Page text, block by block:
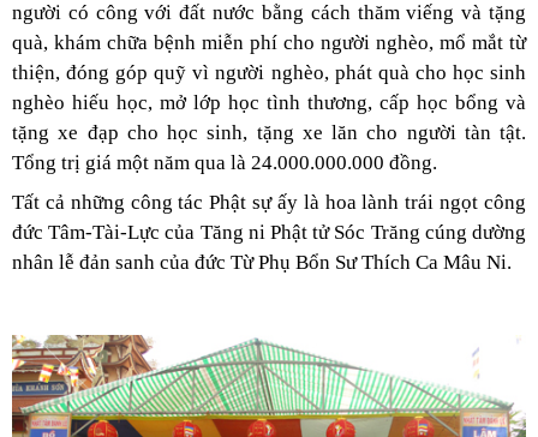
người có công với đất nước bằng cách thăm viếng và tặng
quà, khám chữa bệnh miễn phí cho người nghèo, mổ mắt từ
thiện, đóng góp quỹ vì người nghèo, phát quà cho học sinh
nghèo hiếu học, mở lớp học tình thương, cấp học bổng và
tặng xe đạp cho học sinh, tặng xe lăn cho người tàn tật.
Tổng trị giá một năm qua là 24.000.000.000 đồng.
Tất cả những công tác Phật sự ấy là hoa lành trái ngọt công
đức Tâm-Tài-Lực của Tăng ni Phật tử Sóc Trăng cúng dường
nhân lễ đản sanh của đức Từ Phụ Bổn Sư Thích Ca Mâu Ni.